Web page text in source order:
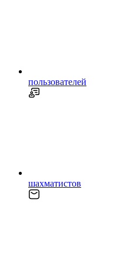
пользователей
шахматистов